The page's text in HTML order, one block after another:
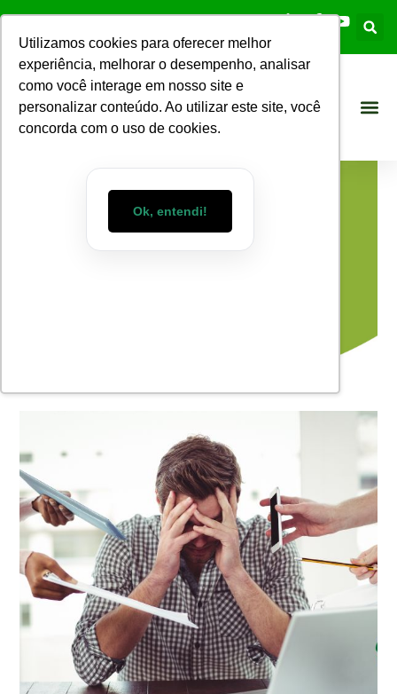
Utilizamos cookies para oferecer melhor
experiência, melhorar o desempenho, analisar
como você interage em nosso site e
personalizar conteúdo. Ao utilizar este site, você
concorda com o uso de cookies.
Ok, entendi!